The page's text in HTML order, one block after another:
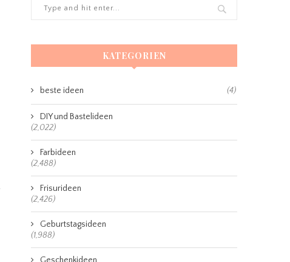
KATEGORIEN
beste ideen (4)
DIY und Bastelideen
(2,022)
Farbideen
(2,488)
Frisurideen
(2,426)
Geburtstagsideen
(1,988)